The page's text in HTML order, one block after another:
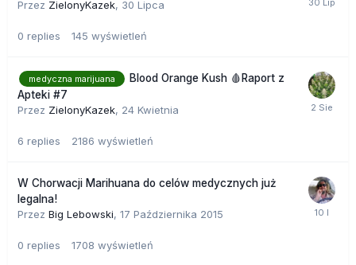
nowych typów konopi. To może pomóc wszystkim; a przede
wszystkim krajowej gospodarce. Jednak trudno jest
uwierzyć, że są jeszcze ludzie, chcący ograniczyć ten
bezużyteczne, jeśli ci, którzy powinni na nich skorzystać
muszą walczyć ze sztucznymi przeszkodami, które mogą
mieć ujemny wpływ na jakość ich życia.
Przez ZielonyKazek, 30 Lipca
0 replies 145 wyświetleń
medyczna marijuana
Blood Orange Kush 🩸Raport z
Apteki #7
Przez ZielonyKazek, 24 Kwietnia
6 replies 2186 wyświetleń
W Chorwacji Marihuana do celów medycznych już
legalna!
Przez Big Lebowski, 17 Października 2015
0 replies 1708 wyświetleń